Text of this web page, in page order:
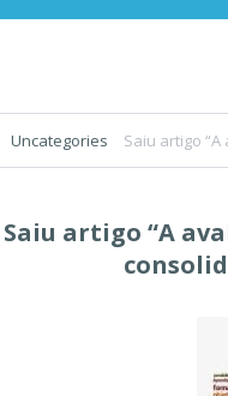
Uncategories Saiu artigo
Saiu artigo “A